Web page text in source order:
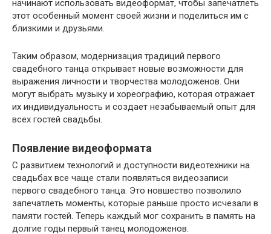
начинают использовать видеоформат, чтобы запечатлеть
этот особенный момент своей жизни и поделиться им с
близкими и друзьями.
Таким образом, модернизация традиций первого
свадебного танца открывает новые возможности для
выражения личности и творчества молодоженов. Они
могут выбрать музыку и хореографию, которая отражает
их индивидуальность и создает незабываемый опыт для
всех гостей свадьбы.
Появление видеоформата
С развитием технологий и доступности видеотехники на
свадьбах все чаще стали появляться видеозаписи
первого свадебного танца. Это новшество позволило
запечатлеть моменты, которые раньше просто исчезали в
памяти гостей. Теперь каждый мог сохранить в память на
долгие годы первый танец молодоженов.